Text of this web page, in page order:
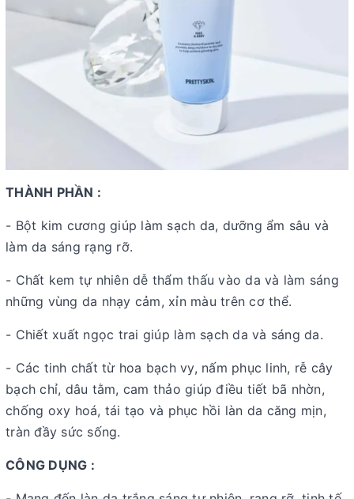
THÀNH PHẦN :
- Bột kim cương giúp làm sạch da, dưỡng ẩm sâu và
làm da sáng rạng rỡ.
- Chất kem tự nhiên dễ thẩm thấu vào da và làm sáng
những vùng da nhạy cảm, xỉn màu trên cơ thể.
- Chiết xuất ngọc trai giúp làm sạch da và sáng da.
- Các tinh chất từ hoa bạch vy, nấm phục linh, rễ cây
bạch chỉ, dâu tằm, cam thảo giúp điều tiết bã nhờn,
chống oxy hoá, tái tạo và phục hồi làn da căng mịn,
tràn đầy sức sống.
CÔNG DỤNG :